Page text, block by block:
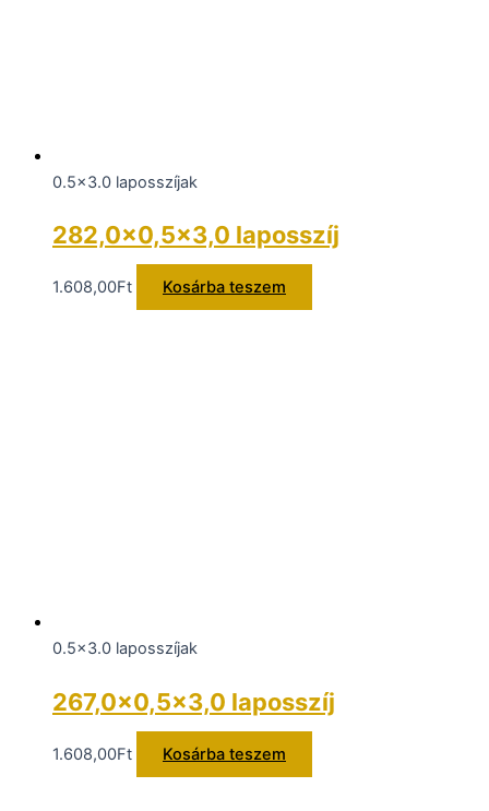
0.5x3.0 laposszíjak
282,0×0,5×3,0 laposszíj
1.608,00Ft Kosárba teszem
0.5x3.0 laposszíjak
267,0×0,5×3,0 laposszíj
1.608,00Ft Kosárba teszem